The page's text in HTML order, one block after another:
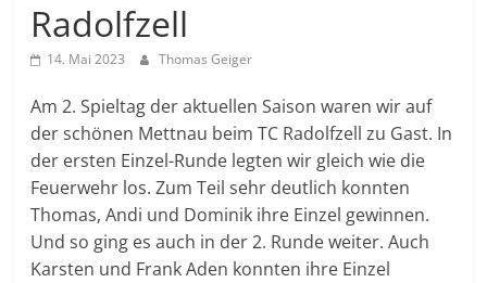
Radolfzell
14. Mai 2023 Thomas Geiger
Am 2. Spieltag der aktuellen Saison waren wir auf
der schönen Mettnau beim TC Radolfzell zu Gast. In
der ersten Einzel-Runde legten wir gleich wie die
Feuerwehr los. Zum Teil sehr deutlich konnten
Thomas, Andi und Dominik ihre Einzel gewinnen.
Und so ging es auch in der 2. Runde weiter. Auch
Karsten und Frank Aden konnten ihre Einzel